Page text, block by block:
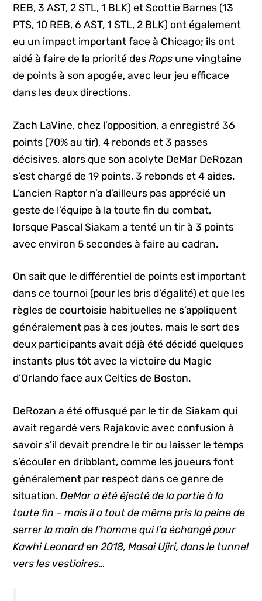
REB, 3 AST, 2 STL, 1 BLK) et Scottie Barnes (13
PTS, 10 REB, 6 AST, 1 STL, 2 BLK) ont également
eu un impact important face à Chicago; ils ont
aidé à faire de la priorité desRaps une vingtaine
de points à son apogée, avec leur jeu efficace
dans les deux directions.
Zach LaVine, chez l’opposition, a enregistré 36
points (70% au tir), 4 rebonds et 3 passes
décisives, alors que son acolyte DeMar DeRozan
s’est chargé de 19 points, 3 rebonds et 4 aides.
L’ancien Raptor n’a d’ailleurs pas apprécié un
geste de l’équipe à la toute fin du combat,
lorsque Pascal Siakam a tenté un tir à 3 points
avec environ 5 secondes à faire au cadran.
On sait que le différentiel de points est important
dans ce tournoi (pour les bris d’égalité) et que les
règles de courtoisie habituelles ne s’appliquent
généralement pas à ces joutes, mais le sort des
deux participants avait déjà été décidé quelques
instants plus tôt avec la victoire du Magic
d’Orlando face aux Celtics de Boston.
DeRozan a été offusqué par le tir de Siakam qui
avait regardé vers Rajakovic avec confusion à
savoir s’il devait prendre le tir ou laisser le temps
s’écouler en dribblant, comme les joueurs font
généralement par respect dans ce genre de
situation.DeMar a été éjecté de la partie à la
toute fin – mais il a tout de même pris la peine de
serrer la main de l’homme qui l’a échangé pour
Kawhi Leonard en 2018, Masai Ujiri, dans le tunnel
vers les vestiaires…